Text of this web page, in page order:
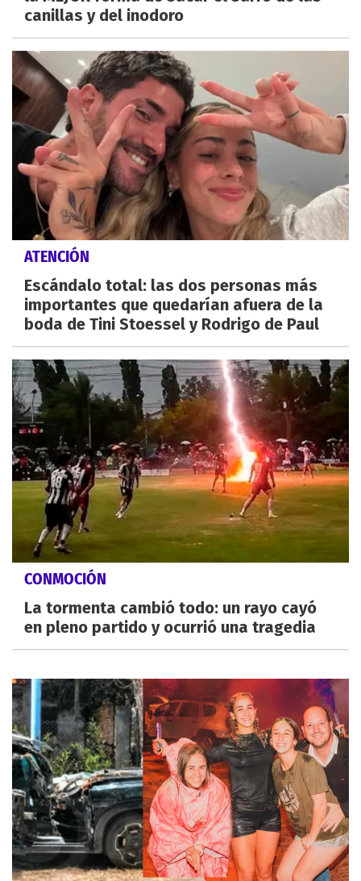
canillas y del inodoro
ATENCIÓN
Escándalo total: las dos personas más
importantes que quedarían afuera de la
boda de Tini Stoessel y Rodrigo de Paul
CONMOCIÓN
La tormenta cambió todo: un rayo cayó
en pleno partido y ocurrió una tragedia